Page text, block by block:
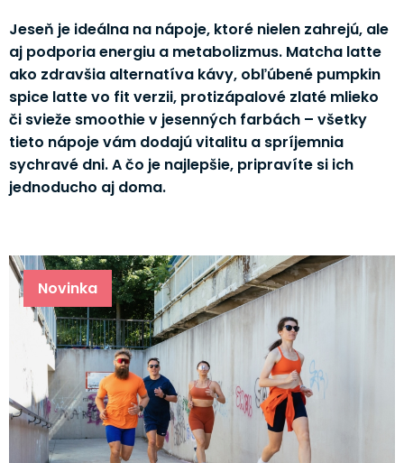
Jeseň je ideálna na nápoje, ktoré nielen zahrejú, ale
aj podporia energiu a metabolizmus. Matcha latte
ako zdravšia alternatíva kávy, obľúbené pumpkin
spice latte vo fit verzii, protizápalové zlaté mlieko
či svieže smoothie v jesenných farbách – všetky
tieto nápoje vám dodajú vitalitu a spríjemnia
sychravé dni. A čo je najlepšie, pripravíte si ich
jednoducho aj doma.
Novinka